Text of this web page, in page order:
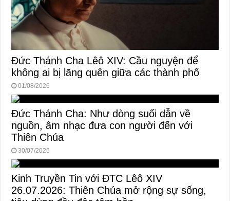
Đức Thánh Cha Lêô XIV: Cầu nguyện để
không ai bị lãng quên giữa các thành phố
01/08/2026
Đức Thánh Cha: Như dòng suối dẫn về
nguồn, âm nhạc đưa con người đến với
Thiên Chúa
30/07/2026
Kinh Truyền Tin với ĐTC Lêô XIV
26.07.2026: Thiên Chúa mở rộng sự sống,